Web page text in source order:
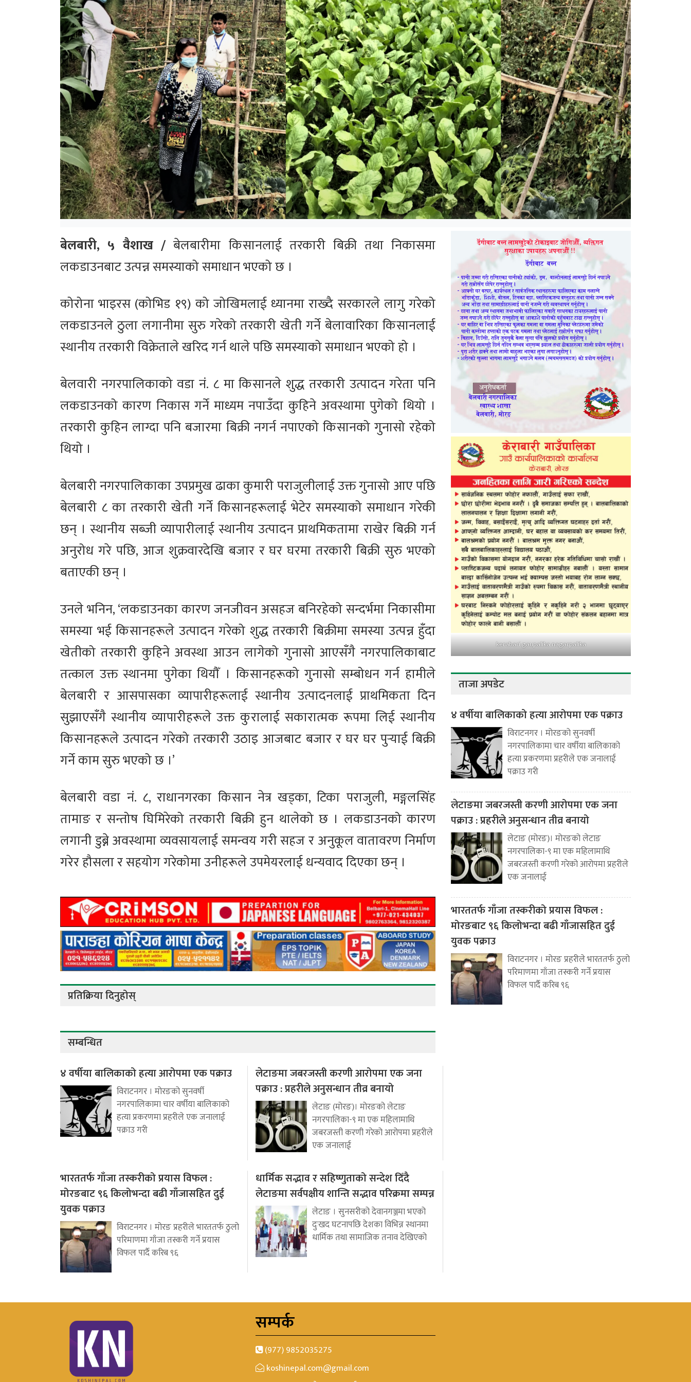
बेलबारी, ५ वैशाख /बेलबारीमा किसानलाई तरकारी बिक्री तथा निकासमा
लकडाउनबाट उत्पन्न समस्याको समाधान भएको छ ।
कोरोना भाइरस (कोभिड १९) को जोखिमलाई ध्यानमा राख्दै सरकारले लागु गरेको
लकडाउनले ठुला लगानीमा सुरु गरेको तरकारी खेती गर्ने बेलावारिका किसानलाई
स्थानीय तरकारी विक्रेताले खरिद गर्न थाले पछि समस्याको समाधान भएको हो ।
बेलवारी नगरपालिकाको वडा नं. ८ मा किसानले शुद्ध तरकारी उत्पादन गरेता पनि
लकडाउनको कारण निकास गर्ने माध्यम नपाउँदा कुहिने अवस्थामा पुगेको थियो ।
तरकारी कुहिन लाग्दा पनि बजारमा बिक्री नगर्न नपाएको किसानको गुनासो रहेको
थियो ।
बेलबारी नगरपालिकाका उपप्रमुख ढाका कुमारी पराजुलीलाई उक्त गुनासो आए पछि
बेलबारी ८ का तरकारी खेती गर्ने किसानहरूलाई भेटेर समस्याको समाधान गरेकी
छन् । स्थानीय सब्जी व्यापारीलाई स्थानीय उत्पादन प्राथमिकतामा राखेर बिक्री गर्न
अनुरोध गरे पछि, आज शुक्रवारदेखि बजार र घर घरमा तरकारी बिक्री सुरु भएको
बताएकी छन् ।
उनले भनिन, ‘लकडाउनका कारण जनजीवन असहज बनिरहेको सन्दर्भमा निकासीमा
समस्या भई किसानहरूले उत्पादन गरेको शुद्ध तरकारी बिक्रीमा समस्या उत्पन्न हुँदा
खेतीको तरकारी कुहिने अवस्था आउन लागेको गुनासो आएसँगै नगरपालिकाबाट
तत्काल उक्त स्थानमा पुगेका थियौँ । किसानहरूको गुनासो सम्बोधन गर्न हामीले
बेलबारी र आसपासका व्यापारीहरूलाई स्थानीय उत्पादनलाई प्राथमिकता दिन
सुझाएसँगै स्थानीय व्यापारीहरूले उक्त कुरालाई सकारात्मक रूपमा लिई स्थानीय
किसानहरूले उत्पादन गरेको तरकारी उठाइ आजबाट बजार र घर घर पुर्‍याई बिक्री
गर्ने काम सुरु भएको छ ।’
बेलबारी वडा नं. ८, राधानगरका किसान नेत्र खड्का, टिका पराजुली, मङ्गलसिंह
तामाङ र सन्तोष घिमिरेको तरकारी बिक्री हुन थालेको छ । लकडाउनको कारण
लगानी डुब्ने अवस्थामा व्यवसायलाई समन्वय गरी सहज र अनुकूल वातावरण निर्माण
गरेर हौसला र सहयोग गरेकोमा उनीहरूले उपमेयरलाई धन्यवाद दिएका छन् ।
प्रतिक्रिया दिनुहोस्
सम्बन्धित
४ वर्षीया बालिकाको हत्या आरोपमा एक पक्राउ
विराटनगर । मोरङको सुनवर्षी
नगरपालिकामा चार वर्षीया बालिकाको
हत्या प्रकरणमा प्रहरीले एक जनालाई
पक्राउ गरी
लेटाङमा जबरजस्ती करणी आरोपमा एक जना
पक्राउ : प्रहरीले अनुसन्धान तीव्र बनायो
लेटाङ (मोरङ)। मोरङको लेटाङ
नगरपालिका-९ मा एक महिलामाथि
जबरजस्ती करणी गरेको आरोपमा प्रहरीले
एक जनालाई
भारततर्फ गाँजा तस्करीको प्रयास विफल :
मोरङबाट ९६ किलोभन्दा बढी गाँजासहित दुई
युवक पक्राउ
विराटनगर । मोरङ प्रहरीले भारततर्फ ठुलो
परिमाणमा गाँजा तस्करी गर्ने प्रयास
विफल पार्दै करिब ९६
धार्मिक सद्भाव र सहिष्णुताको सन्देश दिँदै
लेटाङमा सर्वपक्षीय शान्ति सद्भाव परिक्रमा सम्पन्न
लेटाङ । सुनसरीको देवानगञ्जमा भएको
दुःखद घटनापछि देशका विभिन्न स्थानमा
धार्मिक तथा सामाजिक तनाव देखिएको
kerabari gaupalika nagarpalika
ताजा अपडेट
४ वर्षीया बालिकाको हत्या आरोपमा एक पक्राउ
विराटनगर । मोरङको सुनवर्षी
नगरपालिकामा चार वर्षीया बालिकाको
हत्या प्रकरणमा प्रहरीले एक जनालाई
पक्राउ गरी
लेटाङमा जबरजस्ती करणी आरोपमा एक जना
पक्राउ : प्रहरीले अनुसन्धान तीव्र बनायो
लेटाङ (मोरङ)। मोरङको लेटाङ
नगरपालिका-९ मा एक महिलामाथि
जबरजस्ती करणी गरेको आरोपमा प्रहरीले
एक जनालाई
भारततर्फ गाँजा तस्करीको प्रयास विफल :
मोरङबाट ९६ किलोभन्दा बढी गाँजासहित दुई
युवक पक्राउ
विराटनगर । मोरङ प्रहरीले भारततर्फ ठुलो
परिमाणमा गाँजा तस्करी गर्ने प्रयास
विफल पार्दै करिब ९६
सम्पर्क
(977) 9852035275
koshinepal.com@gmail.com